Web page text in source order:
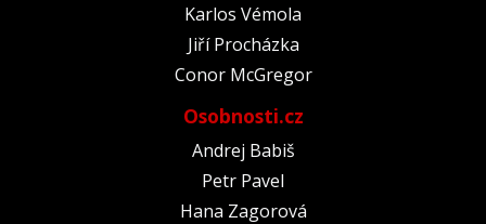
Karlos Vémola
Jiří Procházka
Conor McGregor
Osobnosti.cz
Andrej Babiš
Petr Pavel
Hana Zagorová